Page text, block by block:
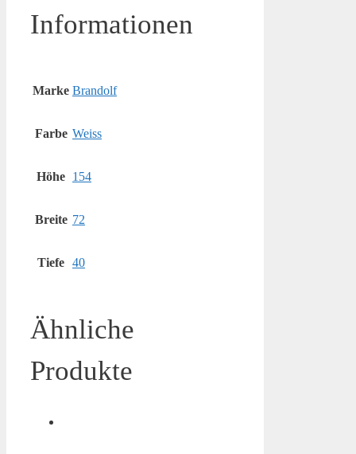
Informationen
Marke Brandolf
Farbe Weiss
Höhe 154
Breite 72
Tiefe 40
Ähnliche
Produkte